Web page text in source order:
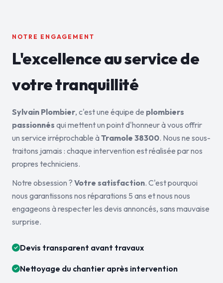
NOTRE ENGAGEMENT
L'excellence au service de
votre tranquillité
Sylvain Plombier, c'est une équipe de plombiers
passionnés qui mettent un point d'honneur à vous offrir
un service irréprochable àTramole 38300. Nous ne sous-
traitons jamais : chaque intervention est réalisée par nos
propres techniciens.
Notre obsession ? Votre satisfaction. C'est pourquoi
nous garantissons nos réparations 5 ans et nous nous
engageons à respecter les devis annoncés, sans mauvaise
surprise.
Devis transparent avant travaux
Nettoyage du chantier après intervention